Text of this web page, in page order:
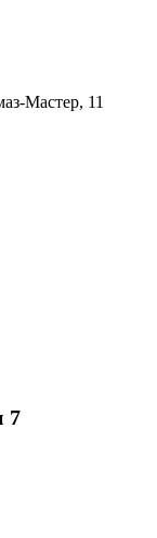
Мастер, 11
7